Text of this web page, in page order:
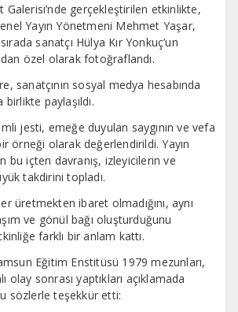
Galerisi’nde gerçekleştirilen etkinlikte,
Yayın Yönetmeni Mehmet Yaşar,
sanatçı Hülya Kır Yonkuç’un
özel olarak fotoğraflandı.
sanatçının sosyal medya hesabında
paylaşıldı.
jesti, emeğe duyulan saygının ve vefa
örneği olarak değerlendirildi. Yayın
bu içten davranış, izleyicilerin ve
takdirini topladı.
üretmekten ibaret olmadığını, aynı
ve gönül bağı oluşturduğunu
farklı bir anlam kattı.
Eğitim Enstitüsü 1979 mezunları,
olay sonrası yaptıkları açıklamada
sözlerle teşekkür etti: